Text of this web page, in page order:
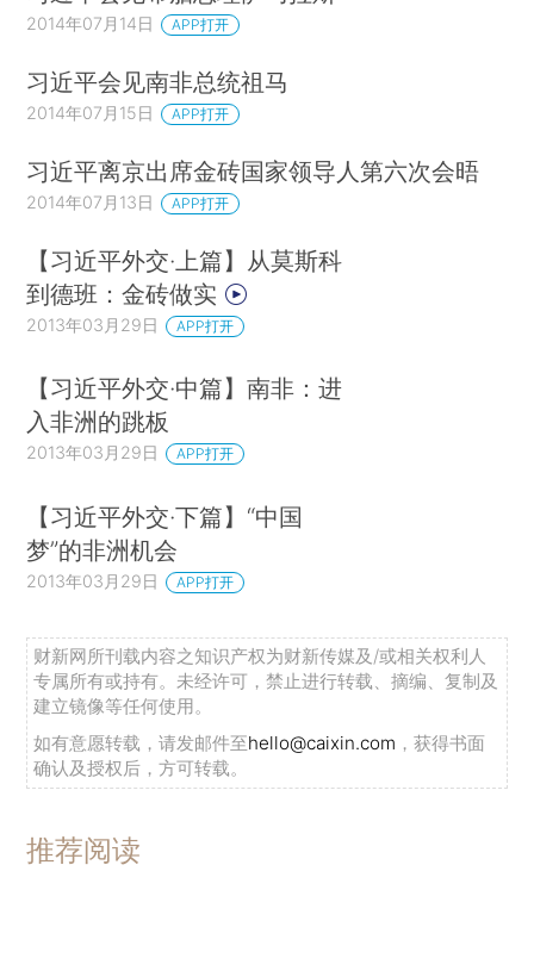
2014年07月14日 APP打开
习近平会见南非总统祖马
2014年07月15日 APP打开
习近平离京出席金砖国家领导人第六次会晤
2014年07月13日 APP打开
【习近平外交·上篇】从莫斯科
到德班：金砖做实
2013年03月29日 APP打开
【习近平外交·中篇】南非：进
入非洲的跳板
2013年03月29日 APP打开
【习近平外交·下篇】“中国
梦”的非洲机会
2013年03月29日 APP打开
财新网所刊载内容之知识产权为财新传媒及/或相关权利人
专属所有或持有。未经许可，禁止进行转载、摘编、复制及
建立镜像等任何使用。
如有意愿转载，请发邮件至hello@caixin.com ，获得书面
确认及授权后，方可转载。
推荐阅读